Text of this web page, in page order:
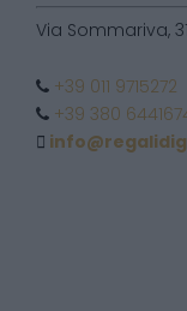
Via Sommariva,
+39 011 9715272
+39 380